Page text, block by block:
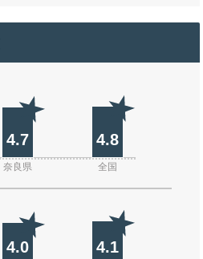
4.7 4.8
奈良県 全国
4.0 4.1